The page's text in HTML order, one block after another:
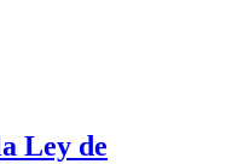
Ley de